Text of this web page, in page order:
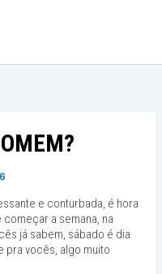
e conturbada, é hora
a semana, na
já sabem, sábado é dia
pra vocês, algo muito